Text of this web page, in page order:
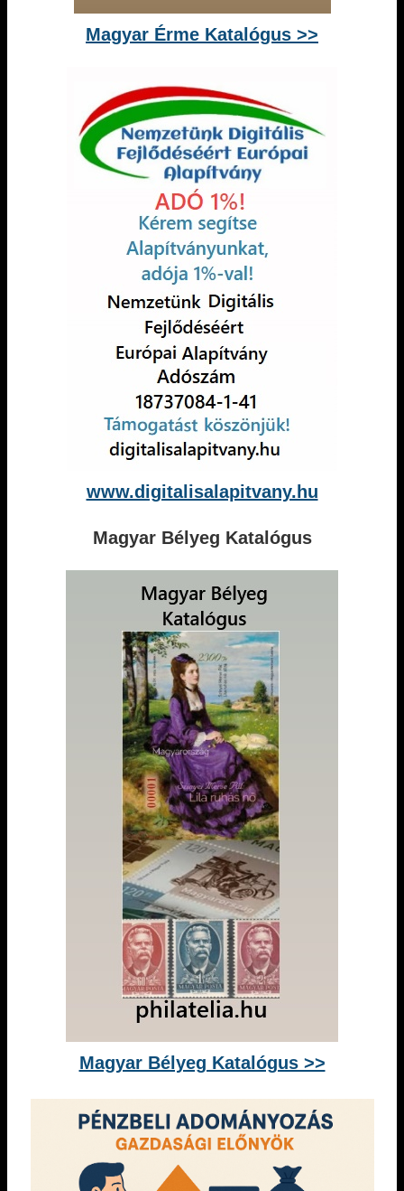
Magyar Érme Katalógus >>
www.digitalisalapitvany.hu
Magyar Bélyeg Katalógus
Magyar Bélyeg Katalógus >>